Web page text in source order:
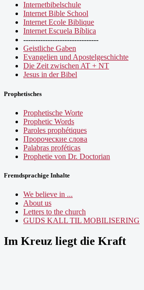
Internetbibelschule
Internet Bible School
Internet Ecole Biblique
Internet Escuela Bíblica
-------------------------------
Geistliche Gaben
Evangelien und Apostelgeschichte
Die Zeit zwischen AT + NT
Jesus in der Bibel
Prophetisches
Prophetische Worte
Prophetic Words
Paroles prophétiques
Пророческие слова
Palabras proféticas
Prophetie von Dr. Doctorian
Fremdsprachige Inhalte
We believe in ...
About us
Letters to the church
GUDS KALL TIL MOBILISERING
Im Kreuz liegt die Kraft